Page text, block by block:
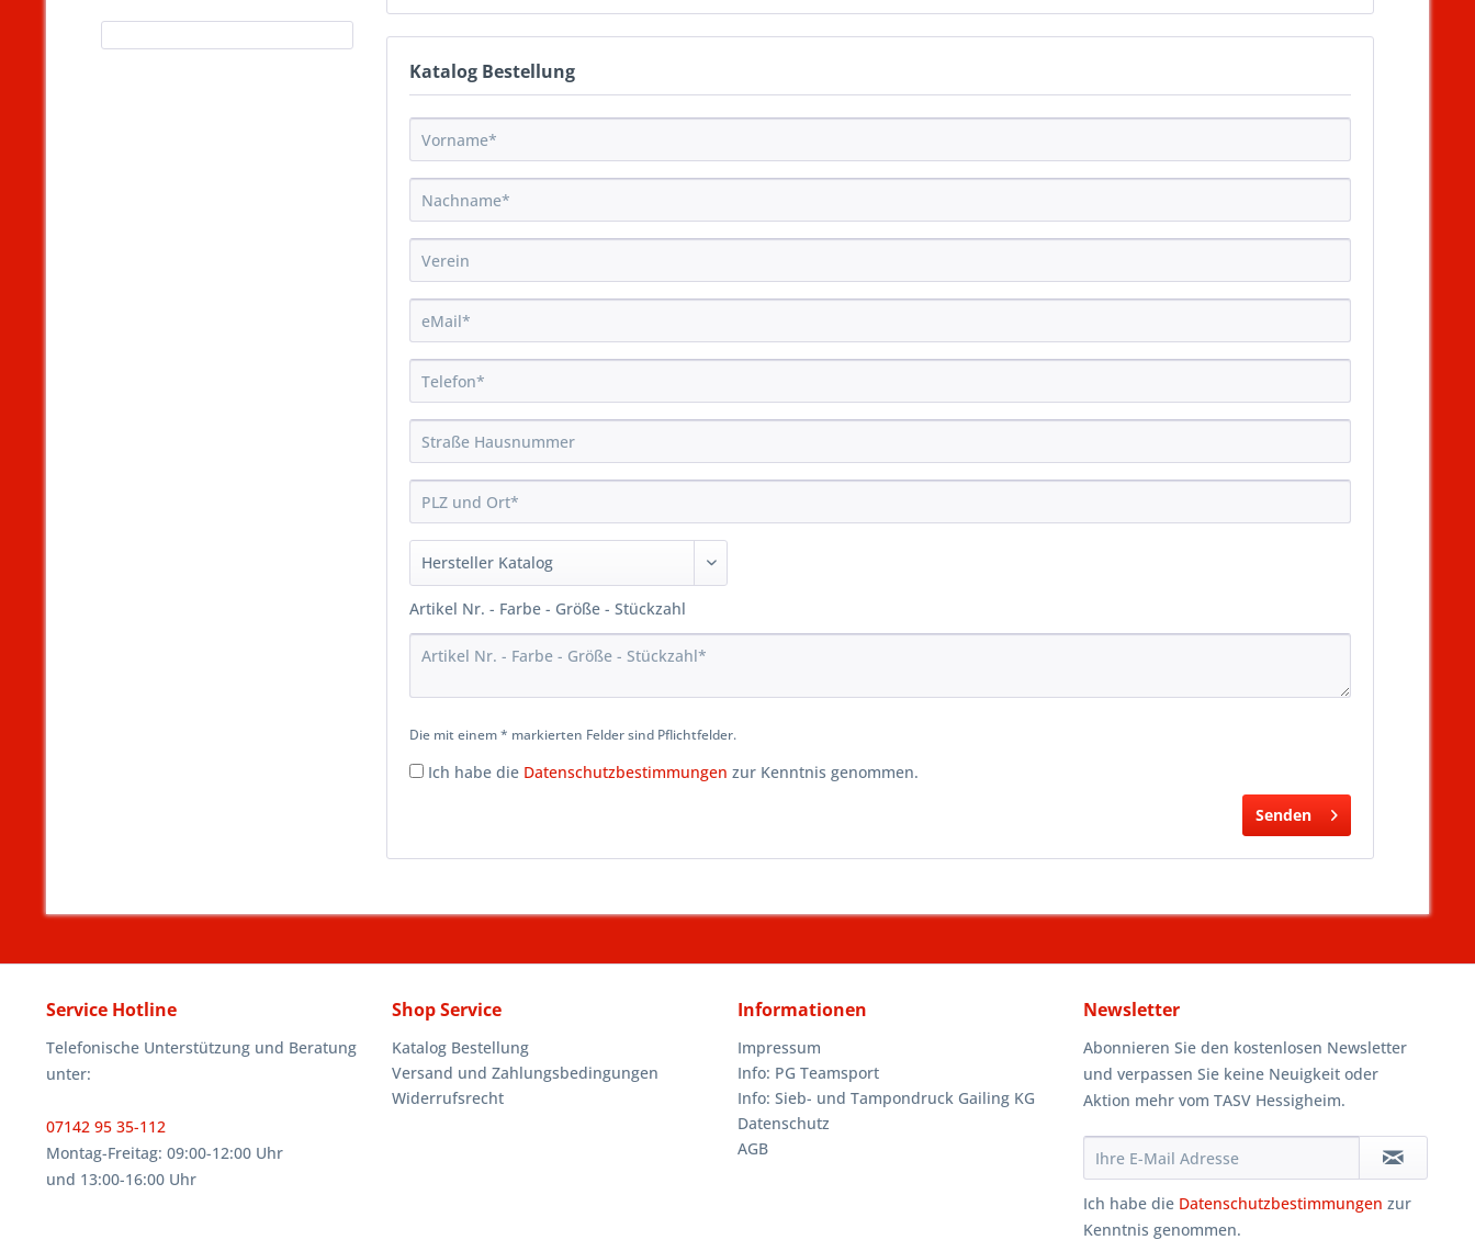
Katalog Bestellung
Artikel Nr. - Farbe - Größe - Stückzahl
Die mit einem * markierten Felder sind Pflichtfelder.
Ich habe die Datenschutzbestimmungen zur Kenntnis genommen.
Senden
Service Hotline
Telefonische Unterstützung und Beratung
unter:
07142 95 35-112
Montag-Freitag: 09:00-12:00 Uhr
und 13:00-16:00 Uhr
Shop Service
Katalog Bestellung
Versand und Zahlungsbedingungen
Widerrufsrecht
Informationen
Impressum
Info: PG Teamsport
Info: Sieb- und Tampondruck Gailing KG
Datenschutz
AGB
Newsletter
Abonnieren Sie den kostenlosen Newsletter
und verpassen Sie keine Neuigkeit oder
Aktion mehr vom TASV Hessigheim.
Ich habe die Datenschutzbestimmungen zur
Kenntnis genommen.